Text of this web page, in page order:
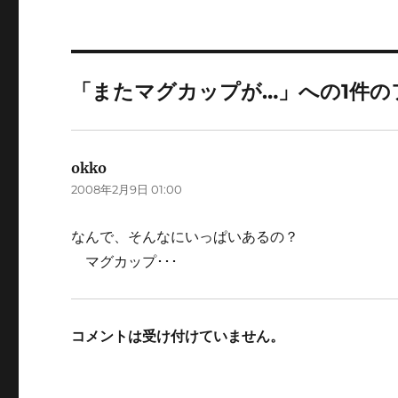
「またマグカップが…」への1件
okko
り:
2008年2月9日 01:00
なんで、そんなにいっぱいあるの？
マグカップ･･･
コメントは受け付けていません。